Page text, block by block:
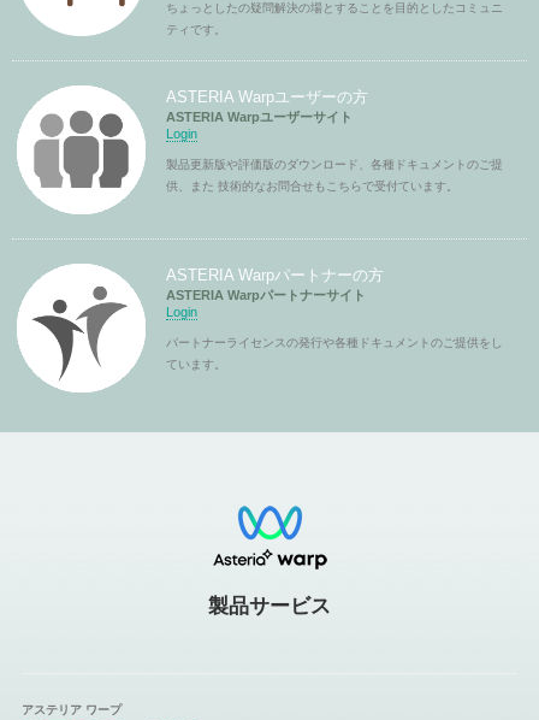
ちょっとしたの疑問解決の場とすることを目的としたコミュニ
ティです。
ASTERIA Warpユーザーの方
ASTERIA Warpユーザーサイト
Login
製品更新版や評価版のダウンロード、各種ドキュメントのご提
供、また 技術的なお問合せもこちらで受付ています。
ASTERIA Warpパートナーの方
ASTERIA Warpパートナーサイト
Login
パートナーライセンスの発行や各種ドキュメントのご提供をし
ています。
製品サービス